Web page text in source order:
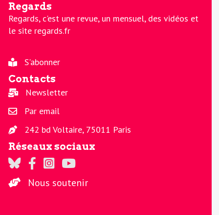
Regards
Regards, c'est une revue, un mensuel, des vidéos et
le site regards.fr
S'abonner
Contacts
Newsletter
Par email
242 bd Voltaire, 75011 Paris
Réseaux sociaux
Regards sur Twitter
Regards sur Facebook
Regards sur Instagram
La chaine Regards sur Youtube
Nous soutenir